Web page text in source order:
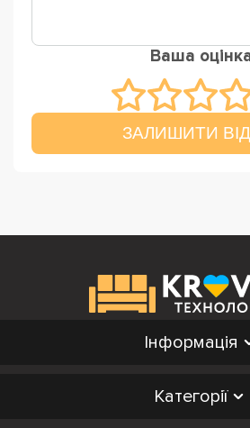
Ваша
ЗАЛИШИТИ
Інформація
Категорії